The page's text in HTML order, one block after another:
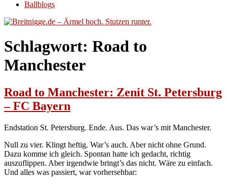
Ballblogs
Schlagwort: Road to
Manchester
Road to Manchester: Zenit St. Petersburg
– FC Bayern
Endstation St. Petersburg. Ende. Aus. Das war’s mit Manchester.
Null zu vier. Klingt heftig. War’s auch. Aber nicht ohne Grund.
Dazu komme ich gleich. Spontan hatte ich gedacht, richtig
auszuflippen. Aber irgendwie bringt’s das nicht. Wäre zu einfach.
Und alles was passiert, war vorhersehbar: